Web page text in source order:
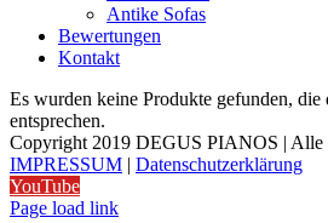
Antike Sofas
Bewertungen
Kontakt
Es wurden keine Produkte gefunden, die
entsprechen.
Copyright 2019 DEGUS PIANOS | Alle
IMPRESSUM | Datenschutzerklärung
YouTube
Page load link